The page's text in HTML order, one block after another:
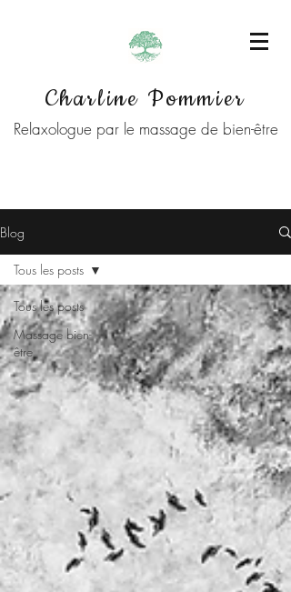
Charline Pommier
Relaxologue par le massage de bien-être
Blog
Tous les posts
Massage bien-
être
Tous les posts